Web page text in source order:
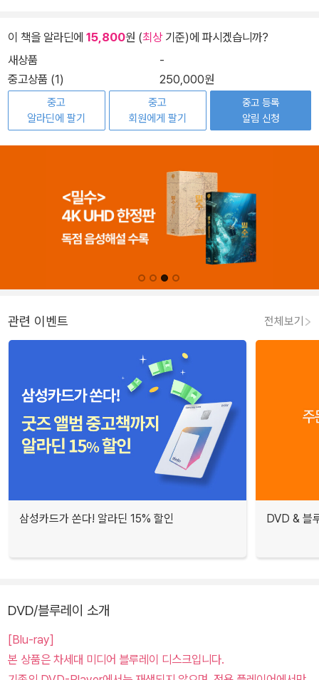
이 책을 알라딘에 15,800원 (최상기준)에 파시겠습니까?
새상품
-
중고상품 (1)
250,000원
중고
알라딘에 팔기
중고
회원에게 팔기
중고 등록
알림 신청
관련 이벤트 전체보기
삼성카드가 쏜다! 알라딘 15% 할인 DVD & 블
DVD/블루레이 소개
[Blu-ray]
본 상품은 차세대 미디어 블루레이 디스크입니다.